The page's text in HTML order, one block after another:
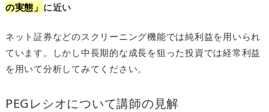
の実態」 に近い
ネット証券などのスクリーニング機能では純利益を用いられ
ています。しかし中長期的な成長を狙った投資では経常利益
を用いて分析してみてください。
PEGレシオについて講師の見解